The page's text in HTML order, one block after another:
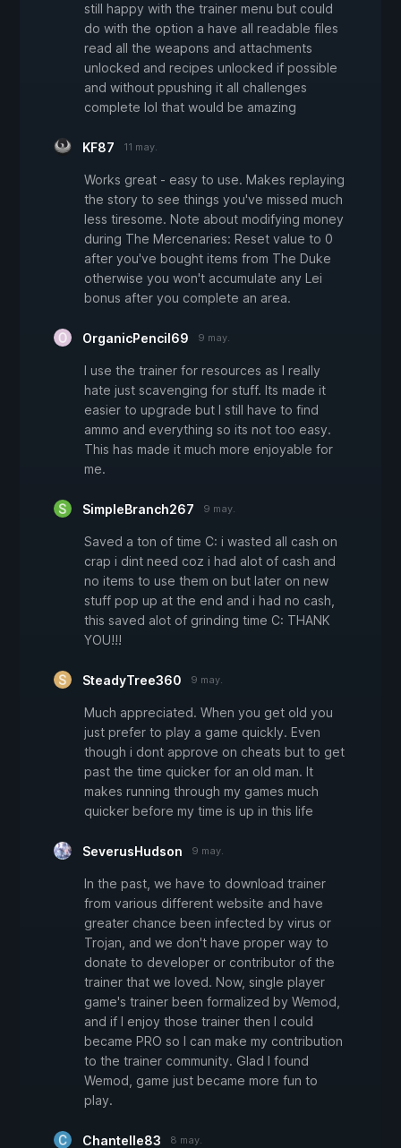
still happy with the trainer menu but could
do with the option a have all readable files
read all the weapons and attachments
unlocked and recipes unlocked if possible
and without ppushing it all challenges
complete lol that would be amazing
KF87 11 may.
Works great - easy to use. Makes replaying
the story to see things you've missed much
less tiresome. Note about modifying money
during The Mercenaries: Reset value to 0
after you've bought items from The Duke
otherwise you won't accumulate any Lei
bonus after you complete an area.
OrganicPencil69 9 may.
I use the trainer for resources as I really
hate just scavenging for stuff. Its made it
easier to upgrade but I still have to find
ammo and everything so its not too easy.
This has made it much more enjoyable for
me.
SimpleBranch267 9 may.
Saved a ton of time C: i wasted all cash on
crap i dint need coz i had alot of cash and
no items to use them on but later on new
stuff pop up at the end and i had no cash,
this saved alot of grinding time C: THANK
YOU!!!
SteadyTree360 9 may.
Much appreciated. When you get old you
just prefer to play a game quickly. Even
though i dont approve on cheats but to get
past the time quicker for an old man. It
makes running through my games much
quicker before my time is up in this life
SeverusHudson 9 may.
In the past, we have to download trainer
from various different website and have
greater chance been infected by virus or
Trojan, and we don't have proper way to
donate to developer or contributor of the
trainer that we loved. Now, single player
game's trainer been formalized by Wemod,
and if I enjoy those trainer then I could
became PRO so I can make my contribution
to the trainer community. Glad I found
Wemod, game just became more fun to
play.
Chantelle83 8 may.